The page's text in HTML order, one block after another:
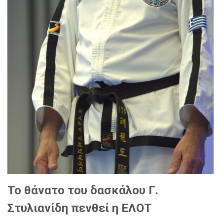
Το θάνατο του δασκάλου Γ.
Στυλιανίδη πενθεί η ΕΛΟΤ